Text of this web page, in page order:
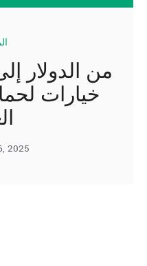
من الدولار
خيارات
2025